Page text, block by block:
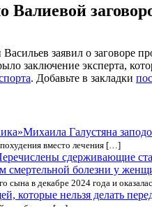
Валиевой
заявил о заговоре
заключение эксперта,
. Добавьте в закладки
Михаила Галустяна
вместо лечения […]
сдерживающие
сына в декабре 2024 года и
которые нельзя делать